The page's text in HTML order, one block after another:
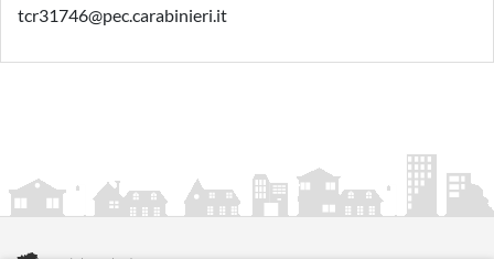
tcr31746@pec.carabinieri.it